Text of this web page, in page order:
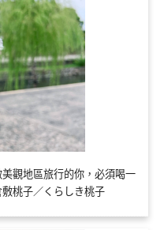
觀地區旅行的你，必須喝一
桃子／くらしき桃子